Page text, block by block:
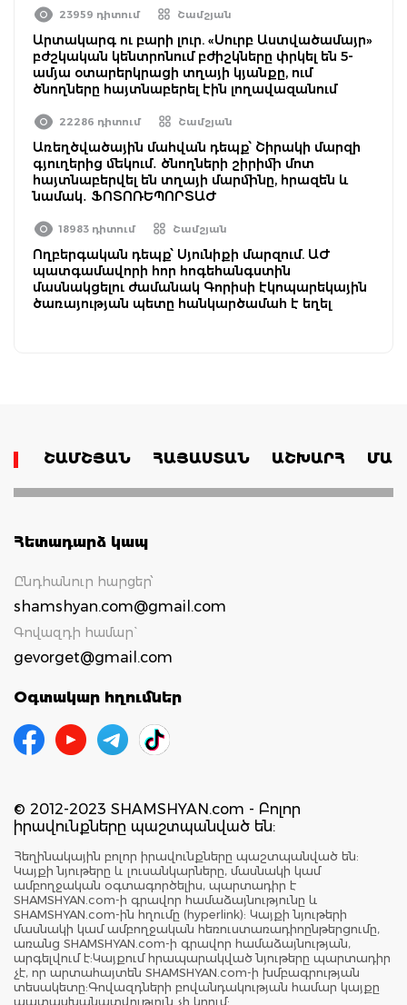
23959 դիտում Շամշյան
Արտակարգ ու բարի լուր. «Սուրբ Աստվածամայր»
բժշկական կենտրոնում բժիշկները փրկել են 5-
ամյա օտարերկրացի տղայի կյանքը, ում
ծնողները հայտնաբերել էին լողավազանում
22286 դիտում Շամշյան
Առեղծվածային մահվան դեպք՝ Շիրակի մարզի
գյուղերից մեկում․ ծնողների շիրիմի մոտ
հայտնաբերվել են տղայի մարմինը, հրազեն և
նամակ․ ՖՈՏՈՌԵՊՈՐՏԱԺ
18983 դիտում Շամշյան
Ողբերգական դեպք՝ Սյունիքի մարզում. ԱԺ
պատգամավորի հոր հոգեհանգստին
մասնակցելու ժամանակ Գորիսի էկոպարեկային
ծառայության պետը հանկարծամահ է եղել
ՇԱՄՇՅԱՆ ՀԱՅԱՍՏԱՆ ԱՇԽԱՐՀ
Հետադարձ կապ
Ընդհանուր հարցեր՝
shamshyan.com@gmail.com
Գովազդի համար`
gevorget@gmail.com
Օգտակար հղումներ
© 2012-2023 SHAMSHYAN.com - Բոլոր
իրավունքները պաշտպանված են:
Հեղինակային բոլոր իրավունքները պաշտպանված են:
Կայքի նյութերը և լուսանկարները, մասնակի կամ
ամբողջական օգտագործելիս, պարտադիր է
SHAMSHYAN.com-ի գրավոր համաձայնությունը և
SHAMSHYAN.com-ին հղումը (hyperlink): Կայքի նյութերի
մասնակի կամ ամբողջական հեռուստառադիոընթերցումը,
առանց SHAMSHYAN.com-ի գրավոր համաձայնության,
արգելվում է:Կայքում հրապարակված նյութերը պարտադիր
չէ, որ արտահայտեն SHAMSHYAN.com-ի խմբագրության
տեսակետը:Գովազդների բովանդակության համար կայքը
պատասխանատվություն չի կրում: